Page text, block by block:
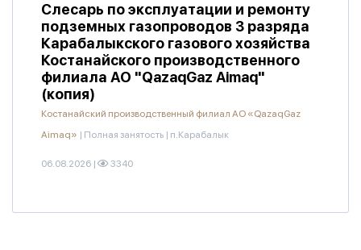
Слесарь по эксплуатации и ремонту
подземных газопроводов 3 разряда
Карабалыкского газового хозяйства
Костанайского производственного
филиала АО "QazaqGaz Aimaq"
(копия)
Костанайский производственный филиал АО «QazaqGaz
Aimaq» | Полная занятость | п.Карабалык
06.08.2026 | 3340